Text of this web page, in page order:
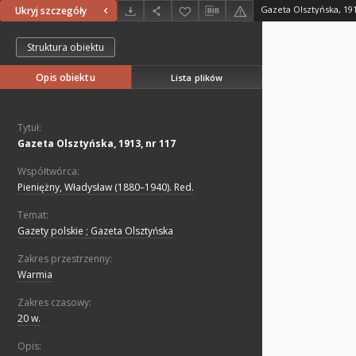
Ukryj szczegóły Gazeta Olsztyńska,
Struktura obiektu
Opis obiektu Lista plików
Tytuł:
Gazeta Olsztyńska, 1913, nr 117
Współtwórca:
Pieniężny, Władysław (1880–1940). Red.
Temat:
Gazety polskie ; Gazeta Olsztyńska
Zakres przestrzenny:
Warmia
Zakres czasowy:
20 w.
Opis: